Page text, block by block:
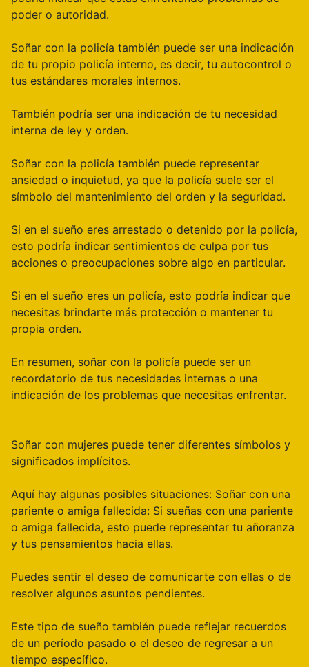
poder o autoridad.
Soñar con la policía también puede ser una indicación
de tu propio policía interno, es decir, tu autocontrol o
tus estándares morales internos.
También podría ser una indicación de tu necesidad
interna de ley y orden.
Soñar con la policía también puede representar
ansiedad o inquietud, ya que la policía suele ser el
símbolo del mantenimiento del orden y la seguridad.
Si en el sueño eres arrestado o detenido por la policía,
esto podría indicar sentimientos de culpa por tus
acciones o preocupaciones sobre algo en particular.
Si en el sueño eres un policía, esto podría indicar que
necesitas brindarte más protección o mantener tu
propia orden.
En resumen, soñar con la policía puede ser un
recordatorio de tus necesidades internas o una
indicación de los problemas que necesitas enfrentar.
Soñar con mujeres puede tener diferentes símbolos y
significados implícitos.
Aquí hay algunas posibles situaciones: Soñar con una
pariente o amiga fallecida: Si sueñas con una pariente
o amiga fallecida, esto puede representar tu añoranza
y tus pensamientos hacia ellas.
Puedes sentir el deseo de comunicarte con ellas o de
resolver algunos asuntos pendientes.
Este tipo de sueño también puede reflejar recuerdos
de un período pasado o el deseo de regresar a un
tiempo específico.